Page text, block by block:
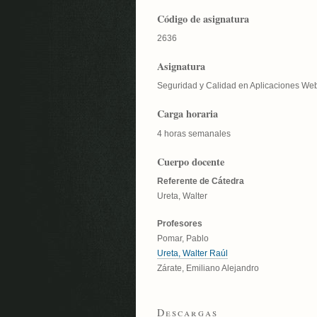
Código de asignatura
2636
Asignatura
Seguridad y Calidad en Aplicaciones
Carga horaria
4 horas semanales
Cuerpo docente
Referente de Cátedra
Ureta, Walter
Profesores
Pomar, Pablo
Ureta, Walter Raúl
Zárate, Emiliano Alejandro
Descargas